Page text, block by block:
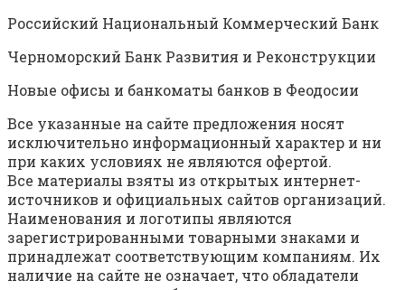
Российский Национальный Коммерческий Банк
Черноморский Банк Развития и Реконструкции
Новые офисы и банкоматы банков в Феодосии
Все указанные на сайте предложения носят
исключительно информационный характер и ни
при каких условиях не являются офертой.
Все материалы взяты из открытых интернет-
источников и официальных сайтов организаций.
Наименования и логотипы являются
зарегистрированными товарными знаками и
принадлежат соответствующим компаниям. Их
наличие на сайте не означает, что обладатели